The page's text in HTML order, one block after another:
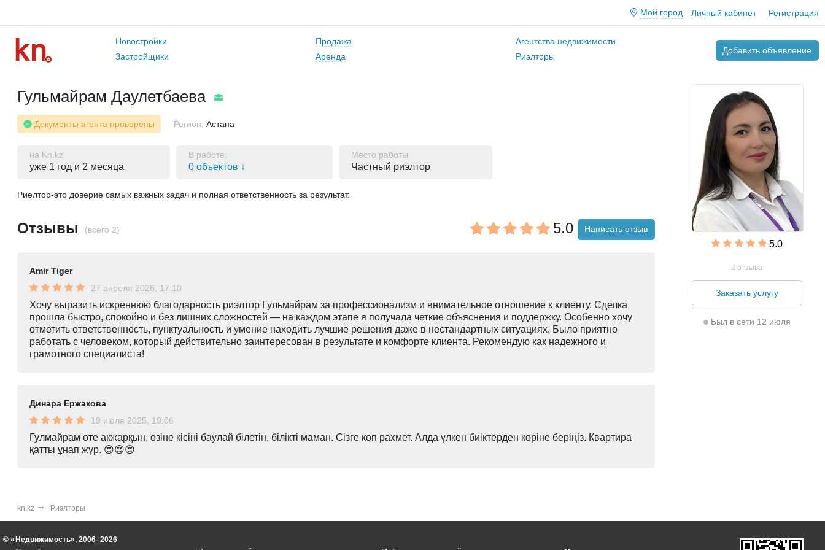
Мой город Личный кабинет Регистрация
Новостройки
Застройщики
Продажа
Аренда
Агентства недвижимости
Риэлторы
Добавить объявление
Гульмайрам Даулетбаева
Документы агента проверены Регион: Астана
на Kn.kz
уже 1 год и 2 месяца
В работе:
0 объектов ↓
Место работы
Частный риэлтор
Риелтор-это доверие самых важных задач и полная ответственность за результат.
Отзывы (всего 2) 5.0 Написать отзыв
Amir Tiger
27 апреля 2026, 17:10
Хочу выразить искреннюю благодарность риэлтор Гульмайрам за профессионализм и внимательное отношение к клиенту. Сделка
прошла быстро, спокойно и без лишних сложностей — на каждом этапе я получала четкие объяснения и поддержку. Особенно хочу
отметить ответственность, пунктуальность и умение находить лучшие решения даже в нестандартных ситуациях. Было приятно
работать с человеком, который действительно заинтересован в результате и комфорте клиента. Рекомендую как надежного и
грамотного специалиста!
Динара Ержакова
19 июля 2025, 19:06
Гулмайрам өте акжарқын, өзіне кісіні баулай білетін, білікті маман. Сізге көп рахмет. Алда үлкен биіктерден көріне беріңіз. Квартира
қатты ұнап жүр. 😍😍😍
5.0
2 отзыва
Заказать услугу
Был в сети 12 июля
kn.kz Риэлторы
© «Недвижимость», 2006–2026